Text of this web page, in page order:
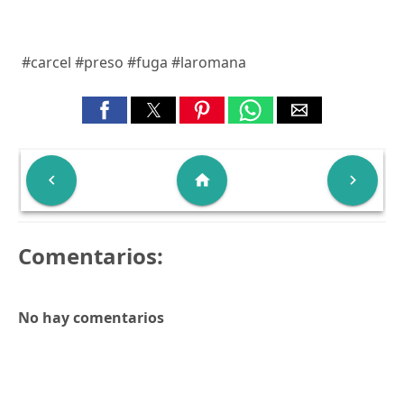
#carcel #preso #fuga #laromana
 
home
Comentarios:
No hay comentarios